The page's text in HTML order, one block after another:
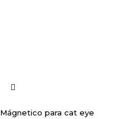
Mágnetico para cat eye